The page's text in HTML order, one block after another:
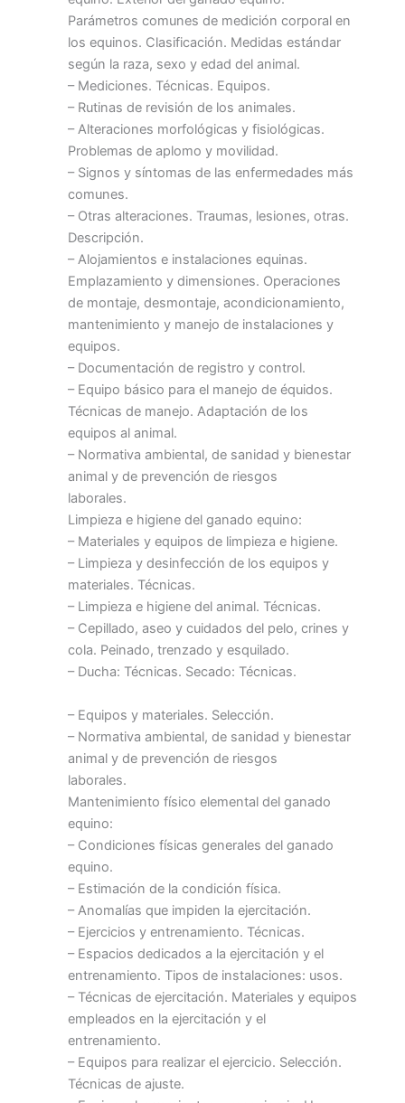
Parámetros comunes de medición corporal en
los equinos. Clasificación. Medidas estándar
según la raza, sexo y edad del animal.
– Mediciones. Técnicas. Equipos.
– Rutinas de revisión de los animales.
– Alteraciones morfológicas y fisiológicas.
Problemas de aplomo y movilidad.
– Signos y síntomas de las enfermedades más
comunes.
– Otras alteraciones. Traumas, lesiones, otras.
Descripción.
– Alojamientos e instalaciones equinas.
Emplazamiento y dimensiones. Operaciones
de montaje, desmontaje, acondicionamiento,
mantenimiento y manejo de instalaciones y
equipos.
– Documentación de registro y control.
– Equipo básico para el manejo de équidos.
Técnicas de manejo. Adaptación de los
equipos al animal.
– Normativa ambiental, de sanidad y bienestar
animal y de prevención de riesgos
laborales.
Limpieza e higiene del ganado equino:
– Materiales y equipos de limpieza e higiene.
– Limpieza y desinfección de los equipos y
materiales. Técnicas.
– Limpieza e higiene del animal. Técnicas.
– Cepillado, aseo y cuidados del pelo, crines y
cola. Peinado, trenzado y esquilado.
– Ducha: Técnicas. Secado: Técnicas.
– Equipos y materiales. Selección.
– Normativa ambiental, de sanidad y bienestar
animal y de prevención de riesgos
laborales.
Mantenimiento físico elemental del ganado
equino:
– Condiciones físicas generales del ganado
equino.
– Estimación de la condición física.
– Anomalías que impiden la ejercitación.
– Ejercicios y entrenamiento. Técnicas.
– Espacios dedicados a la ejercitación y el
entrenamiento. Tipos de instalaciones: usos.
– Técnicas de ejercitación. Materiales y equipos
empleados en la ejercitación y el
entrenamiento.
– Equipos para realizar el ejercicio. Selección.
Técnicas de ajuste.